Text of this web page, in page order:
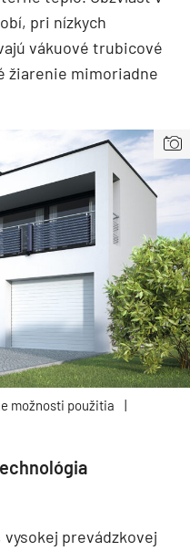
pri nízkych
vákuové trubicové
žiarenie mimoriadne
možnosti použitia
|
prevádzkovej